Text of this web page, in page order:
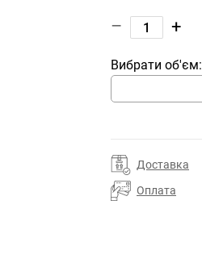
– +
Вибрати об'єм:
Доставка
Оплата